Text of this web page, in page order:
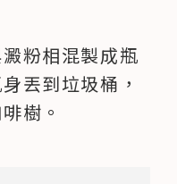
粉相混製成瓶
丟到垃圾桶，
樹。